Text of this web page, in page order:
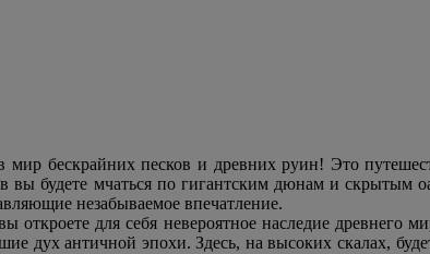
бескрайних песков и древних руин! Это
будете мчаться по гигантским дюнам и скрытым
незабываемое впечатление.
для себя невероятное наследие древнего
дух античной эпохи. Здесь, на высоких скалах,